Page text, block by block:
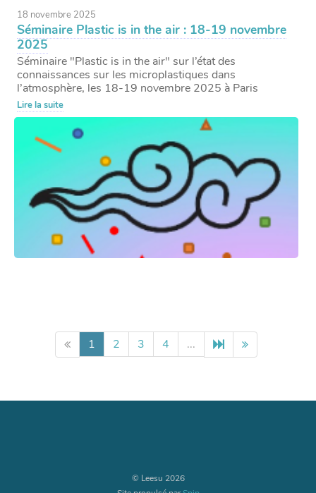
18 novembre 2025
Séminaire Plastic is in the air : 18-19 novembre
2025
Séminaire "Plastic is in the air" sur l’état des
connaissances sur les microplastiques dans
l’atmosphère, les 18-19 novembre 2025 à Paris
Lire la suite
1 2 3 4 ...
© Leesu 2026